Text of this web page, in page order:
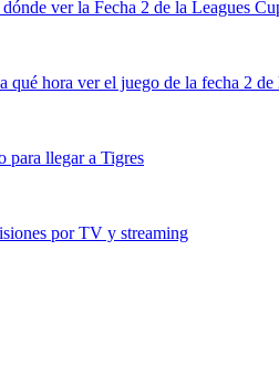
ver la Fecha 2 de la Leagues
hora ver el juego de la fecha 2 de
para llegar a Tigres
por TV y streaming